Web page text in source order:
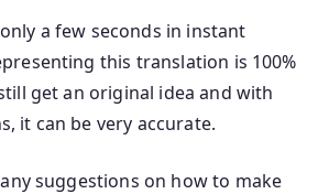
a few seconds in instant
this translation is 100%
get an original idea and with
it can be very accurate.
suggestions on how to make